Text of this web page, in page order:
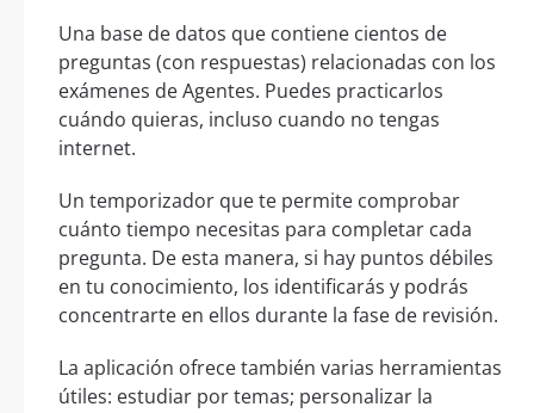
Una base de datos que contiene cientos de
preguntas (con respuestas) relacionadas con los
exámenes de Agentes. Puedes practicarlos
cuándo quieras, incluso cuando no tengas
internet.
Un temporizador que te permite comprobar
cuánto tiempo necesitas para completar cada
pregunta. De esta manera, si hay puntos débiles
en tu conocimiento, los identificarás y podrás
concentrarte en ellos durante la fase de revisión.
La aplicación ofrece también varias herramientas
útiles: estudiar por temas; personalizar la